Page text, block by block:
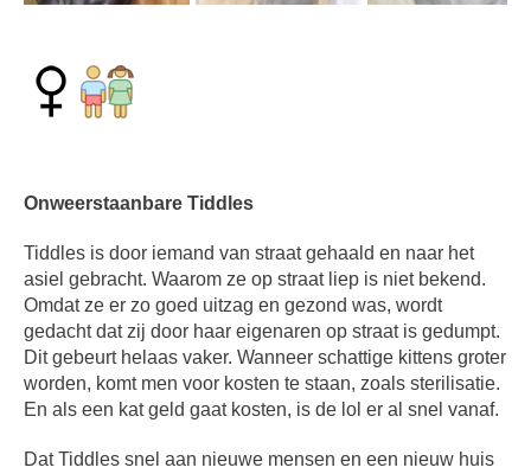
Onweerstaanbare Tiddles
Tiddles is door iemand van straat gehaald en naar het
asiel gebracht. Waarom ze op straat liep is niet bekend.
Omdat ze er zo goed uitzag en gezond was, wordt
gedacht dat zij door haar eigenaren op straat is gedumpt.
Dit gebeurt helaas vaker. Wanneer schattige kittens groter
worden, komt men voor kosten te staan, zoals sterilisatie.
En als een kat geld gaat kosten, is de lol er al snel vanaf.
Dat Tiddles snel aan nieuwe mensen en een nieuw huis